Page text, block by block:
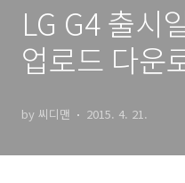
LG G4 출시
업로드 다운
by 씨디맨 2015. 4. 21.